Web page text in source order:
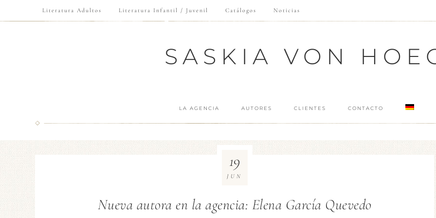
Literatura Adultos Literatura Infantil / Juvenil Catálogos Noticias
SASKIA VON
LA AGENCIA AUTORES CLIENTES CONTACTO
Nueva autora en la agencia: Elena García Quevedo
19
JUN